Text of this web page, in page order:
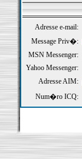
Adresse e-mail:
Message Priv�:
MSN Messenger:
Yahoo Messenger:
Adresse AIM:
Num�ro ICQ: